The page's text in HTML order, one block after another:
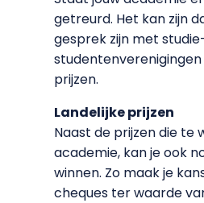
getreurd. Het kan zijn
gesprek zijn met
prijzen.
Landelijke prijzen
Naast de prijzen die te
academie, kan je ook
winnen. Zo maak je
cheques ter waarde